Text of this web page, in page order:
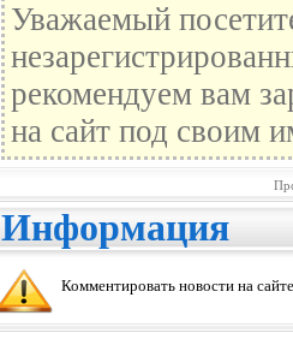
Уважаемый
рекомендуем вам
на сайт под своим
Информация
Комментировать новости на